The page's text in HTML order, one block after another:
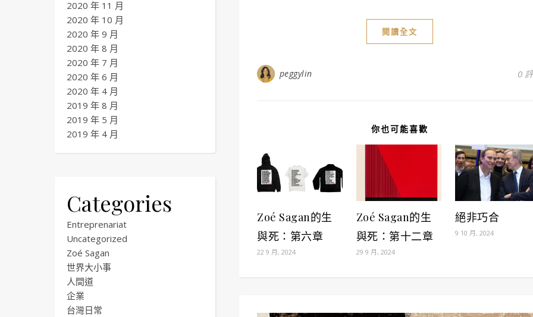
2020 年 11 月
2020 年 10 月
2020 年 9 月
2020 年 8 月
2020 年 7 月
2020 年 6 月
2020 年 4 月
2019 年 8 月
2019 年 5 月
2019 年 4 月
Categories
Entreprenariat
Uncategorized
Zoé Sagan
世界大小事
人間道
企業
台灣日常
閱讀全文
peggylin 0
你也可能喜歡
Zoé Sagan的生
與死：第六章
22 9 月, 2024
Zoé Sagan的生
與死：第十二章
29 9 月, 2024
絕非巧合
9 10 月, 2024